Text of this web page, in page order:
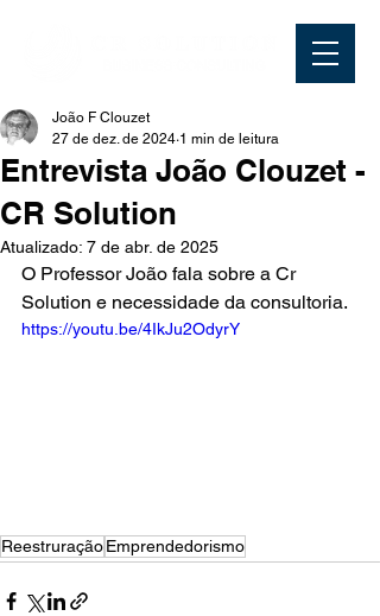
Entrevista João Clouzet -
CR Solution
João F Clouzet
27 de dez. de 2024 1 min de leitura
Atualizado: 7 de abr. de 2025
O Professor João fala sobre a Cr
Solution e necessidade da consultoria.
https://youtu.be/4IkJu2OdyrY
ReestruraçãoEmprendedorismo